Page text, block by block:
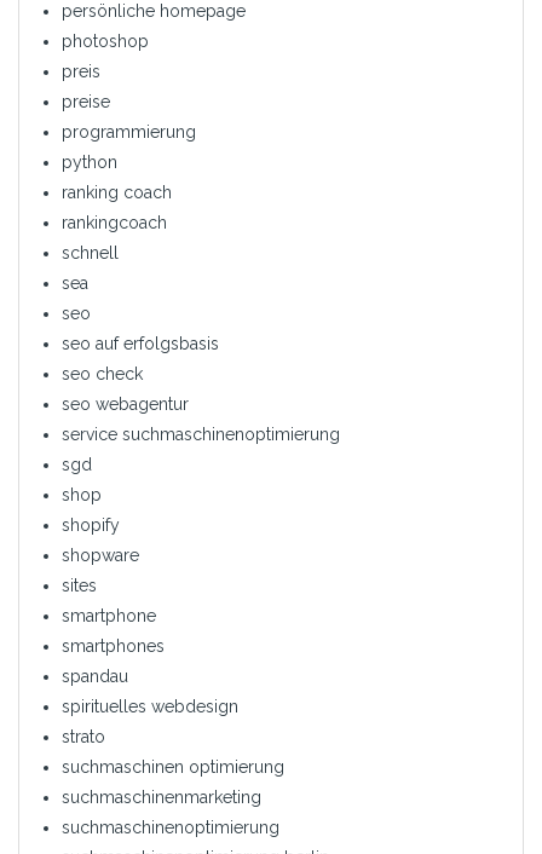
persönliche homepage
photoshop
preis
preise
programmierung
python
ranking coach
rankingcoach
schnell
sea
seo
seo auf erfolgsbasis
seo check
seo webagentur
service suchmaschinenoptimierung
sgd
shop
shopify
shopware
sites
smartphone
smartphones
spandau
spirituelles webdesign
strato
suchmaschinen optimierung
suchmaschinenmarketing
suchmaschinenoptimierung